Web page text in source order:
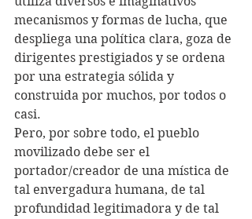
mecanismos y formas de lucha, que
despliega una política clara, goza de
dirigentes prestigiados y se ordena
por una estrategia sólida y
construida por muchos, por todos o
casi.
Pero, por sobre todo, el pueblo
movilizado debe ser el
portador/creador de una mística de
tal envergadura humana, de tal
profundidad legitimadora y de tal